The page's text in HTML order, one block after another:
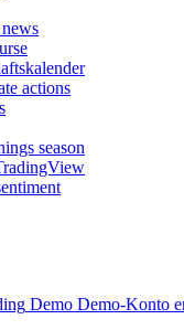
actions
season
Demo Demo-Konto